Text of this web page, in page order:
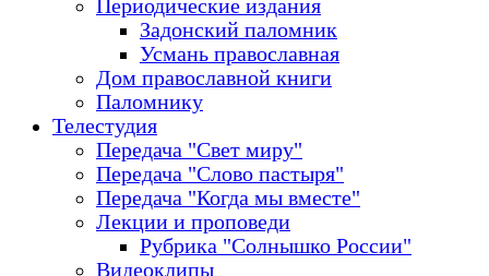
Периодические издания
Задонский паломник
Усмань православная
Дом православной книги
Паломнику
Телестудия
Передача "Свет миру"
Передача "Слово пастыря"
Передача "Когда мы вместе"
Лекции и проповеди
Рубрика "Солнышко России"
Видеоклипы